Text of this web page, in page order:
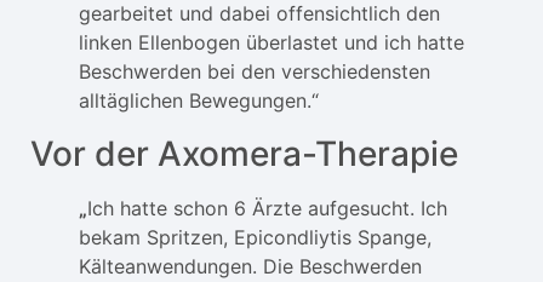
gearbeitet und dabei offensichtlich den
linken Ellenbogen überlastet und ich hatte
Beschwerden bei den verschiedensten
alltäglichen Bewegungen.“
Vor der Axomera-Therapie
„Ich hatte schon 6 Ärzte aufgesucht. Ich
bekam Spritzen, Epicondliytis Spange,
Kälteanwendungen. Die Beschwerden